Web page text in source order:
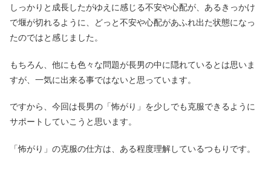
しっかりと成長したがゆえに感じる不安や心配が、あるきっかけ
で堰が切れるように、どっと不安や心配があふれ出た状態になっ
たのではと感じました。
もちろん、他にも色々な問題が長男の中に隠れているとは思いま
すが、一気に出来る事ではないと思っています。
ですから、今回は長男の「怖がり」を少しでも克服できるように
サポートしていこうと思います。
「怖がり」の克服の仕方は、ある程度理解しているつもりです。